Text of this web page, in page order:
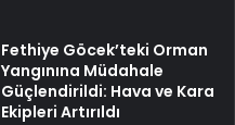
Fethiye Göcek’teki Orman
Yangınına Müdahale
Güçlendirildi: Hava ve Kara
Ekipleri Artırıldı